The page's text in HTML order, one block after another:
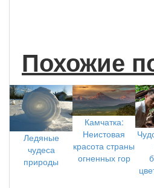
Похожие
Ледяные
чудеса
природы
Камчатка:
Неистовая
красота страны
огненных гор